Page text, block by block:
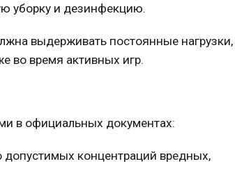
уборку и дезинфекцию.
выдерживать постоянные нагрузки,
во время активных игр.
в официальных документах:
допустимых концентраций вредных,